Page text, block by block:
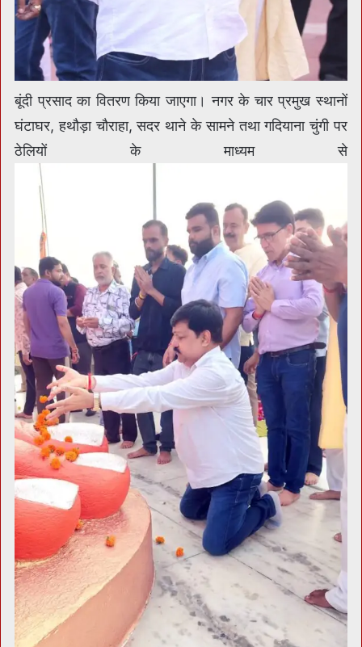
बूंदी प्रसाद का वितरण किया जाएगा। नगर के चार प्रमुख स्थानों
घंटाघर, हथौड़ा चौराहा, सदर थाने के सामने तथा गदियाना चुंगी पर
ठेलियों के माध्यम से